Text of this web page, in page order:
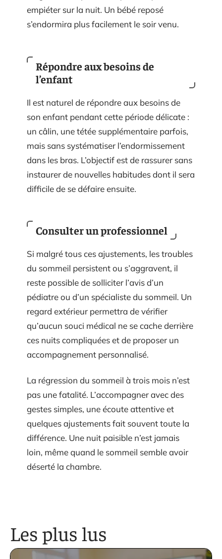
empiéter sur la nuit. Un bébé reposé
s’endormira plus facilement le soir venu.
Répondre aux besoins de
l’enfant
Il est naturel de répondre aux besoins de
son enfant pendant cette période délicate :
un câlin, une tétée supplémentaire parfois,
mais sans systématiser l’endormissement
dans les bras. L’objectif est de rassurer sans
instaurer de nouvelles habitudes dont il sera
difficile de se défaire ensuite.
Consulter un professionnel
Si malgré tous ces ajustements, les troubles
du sommeil persistent ou s’aggravent, il
reste possible de solliciter l’avis d’un
pédiatre ou d’un spécialiste du sommeil. Un
regard extérieur permettra de vérifier
qu’aucun souci médical ne se cache derrière
ces nuits compliquées et de proposer un
accompagnement personnalisé.
La régression du sommeil à trois mois n’est
pas une fatalité. L’accompagner avec des
gestes simples, une écoute attentive et
quelques ajustements fait souvent toute la
différence. Une nuit paisible n’est jamais
loin, même quand le sommeil semble avoir
déserté la chambre.
Les plus lus